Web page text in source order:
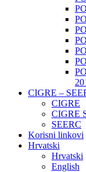
CIGRE –
CIGRE
CIGRE
SEERC
Korisni linkovi
Hrvatski
Hrvatski
English